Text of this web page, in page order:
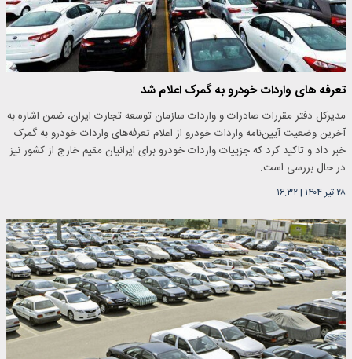
تعرفه های واردات خودرو به گمرک اعلام شد
مدیرکل دفتر مقررات صادرات و واردات سازمان توسعه تجارت ایران، ضمن اشاره به
آخرین وضعیت آیین‌نامه واردات خودرو از اعلام تعرفه‌های واردات خودرو به گمرک
خبر داد و تاکید کرد که جزییات واردات خودرو برای ایرانیان مقیم خارج از کشور نیز
در حال بررسی است.
۲۸ تیر ۱۴۰۴ |۱۶:۳۲